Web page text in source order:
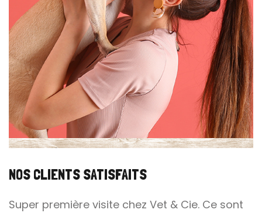
NOS CLIENTS SATISFAITS
Super première visite chez Vet & Cie. Ce sont